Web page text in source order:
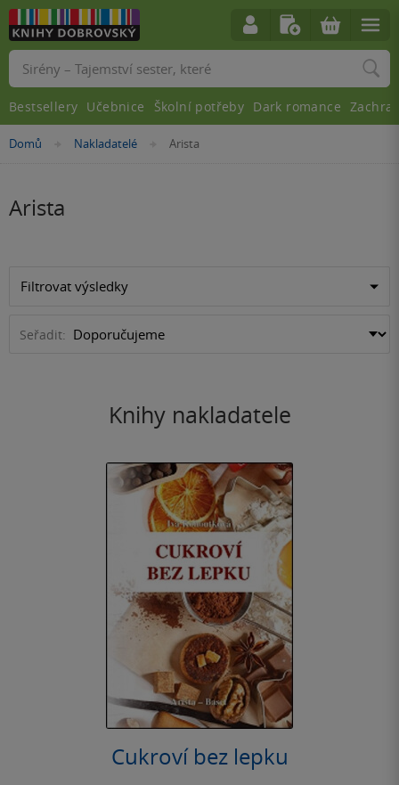
Nacházíte
Domů »
Nakladatelé »Arista
Arista
Filtrovat výsledky
Seřadit:
Knihy nakladatele
Cukroví bez lepku
Vyhledávání
Bestsellery Učebnice Školní potřeby Dark romance